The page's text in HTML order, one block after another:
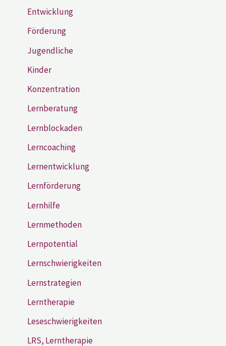
Entwicklung
Förderung
Jugendliche
Kinder
Konzentration
Lernberatung
Lernblockaden
Lerncoaching
Lernentwicklung
Lernförderung
Lernhilfe
Lernmethoden
Lernpotential
Lernschwierigkeiten
Lernstrategien
Lerntherapie
Leseschwierigkeiten
LRS, Lerntherapie